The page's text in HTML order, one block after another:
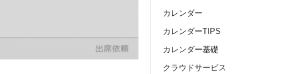
カレンダー
カレンダーTIPS
カレンダー基礎
クラウドサービス